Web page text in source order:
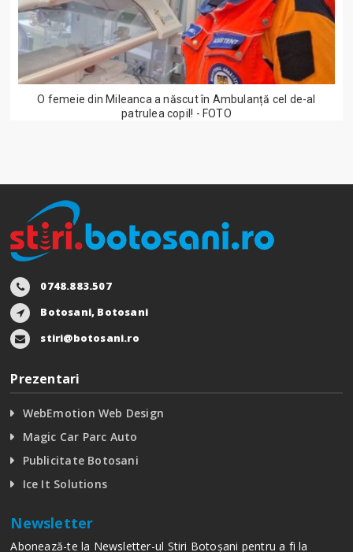
O femeie din Mileanca a născut în Ambulanță cel de-al
patrulea copil! - FOTO
0748.883.507
Botosani, Botosani
stiri@botosani.ro
Prezentari
WebEmotion Web Design
Magic Car Parc Auto
Publicitate Botosani
Ice It Solutions
Newsletter
Abonează-te la Newsletter-ul Stiri Botoșani pentru a fi la